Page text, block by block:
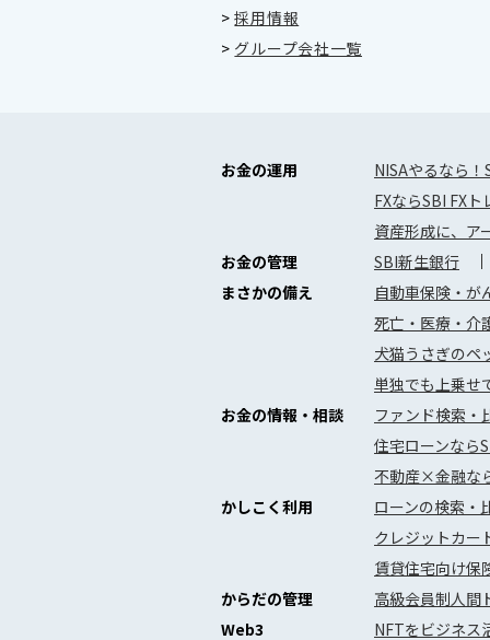
>採用情報
> グループ会社一覧
お金の運用
NISAやるなら！
FXならSBI FXト
資産形成に、
お金の管理
SBI新生銀行
まさかの備え
自動車保険・が
死亡・医療・介
犬猫うさぎのペ
単独でも上乗せ
お金の情報・相談
ファンド検索・
住宅ローンなら
不動産×金融な
かしこく利用
ローンの検索・
クレジットカー
賃貸住宅向け保
からだの管理
高級会員制人間
Web3
NFTをビジネス